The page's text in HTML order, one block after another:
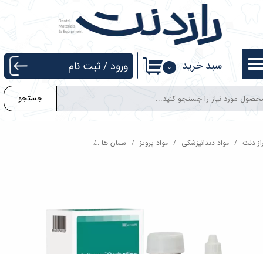
جستجو
۰ سبد خرید ورود /ثبت نام
حساب کاربری من
تغییر گذر واژه
سفارشات
خروج از حساب کاربری
دنت مواد دندانپزشکی مواد پروتز سمان ها